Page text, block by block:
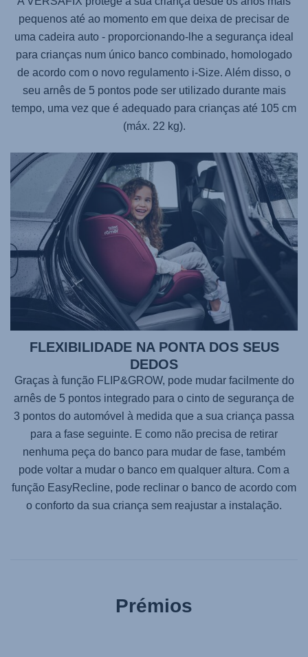
pequenos até ao momento em que deixa de precisar de
uma cadeira auto - proporcionando-lhe a segurança ideal
para crianças num único banco combinado, homologado
de acordo com o novo regulamento i-Size. Além disso, o
seu arnês de 5 pontos pode ser utilizado durante mais
tempo, uma vez que é adequado para crianças até 105 cm
(máx. 22 kg).
FLEXIBILIDADE NA PONTA DOS SEUS
DEDOS
Graças à função FLIP&GROW, pode mudar facilmente do
arnês de 5 pontos integrado para o cinto de segurança de
3 pontos do automóvel à medida que a sua criança passa
para a fase seguinte. E como não precisa de retirar
nenhuma peça do banco para mudar de fase, também
pode voltar a mudar o banco em qualquer altura. Com a
função EasyRecline, pode reclinar o banco de acordo com
o conforto da sua criança sem reajustar a instalação.
Prémios